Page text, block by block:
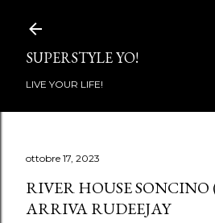
SUPERSTYLE YO!
LIVE YOUR LIFE!
ottobre 17, 2023
RIVER HOUSE SONCINO
ARRIVA RUDEEJAY